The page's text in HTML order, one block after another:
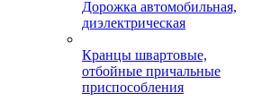
Дорожка автомобильная,
диэлектрическая
Кранцы швартовые,
отбойные причальные
приспособления